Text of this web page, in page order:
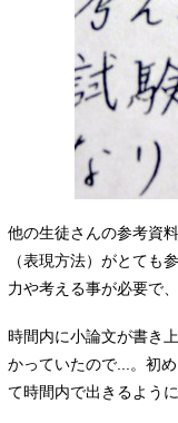
祉大学塩谷看護専
福祉学院 日本福
他の生徒さんの参考資
（表現方法）がとても
力や考える事が必要で
時間内に小論文が書き
かっていたので...。初
て時間内で出きるよう